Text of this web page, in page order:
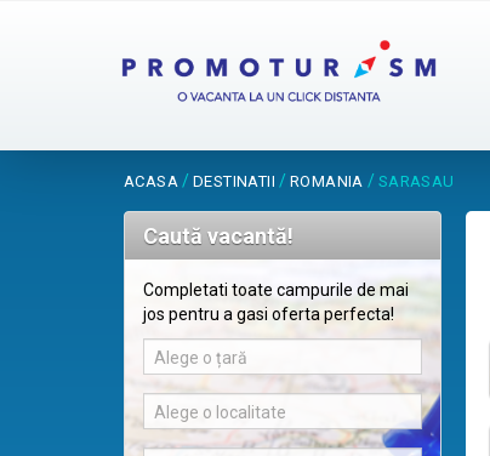
ACASA / DESTINATII / ROMANIA / SARASAU
Caută vacantă!
Completati toate campurile de mai
jos pentru a gasi oferta perfecta!
Alege o țară
Alege o localitate